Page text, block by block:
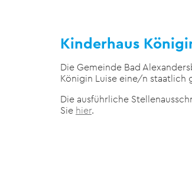
Kinderhaus
Die Gemeinde Bad
Königin Luise eine/n
Die ausführliche
Sie hier.